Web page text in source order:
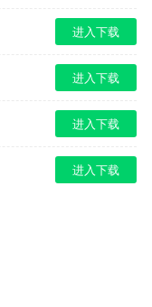
进入下载
进入下载
进入下载
进入下载